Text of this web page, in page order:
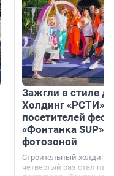
Зажгли в стиле
Холдинг «РСТИ»
посетителей
«Фонтанка SUP»
фотозоной
Строительный холдинг
четвертый раз стал